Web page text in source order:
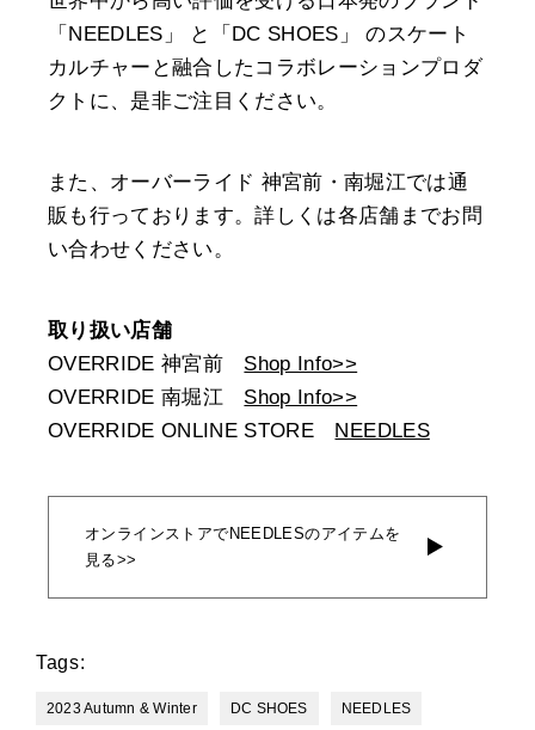
「NEEDLES」 と「DC SHOES」 のスケート
カルチャーと融合したコラボレーションプロダ
クトに、是非ご注目ください。
また、オーバーライド 神宮前・南堀江では通
販も行っております。詳しくは各店舗までお問
い合わせください。
取り扱い店舗
OVERRIDE 神宮前 Shop Info>>
OVERRIDE 南堀江 Shop Info>>
OVERRIDE ONLINE STORE NEEDLES
オンラインストアでNEEDLESのアイテムを
見る>>
Tags:
2023 Autumn & Winter DC SHOES NEEDLES